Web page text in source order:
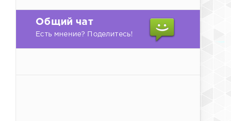
Общий чат
Есть мнение? Поделитесь!